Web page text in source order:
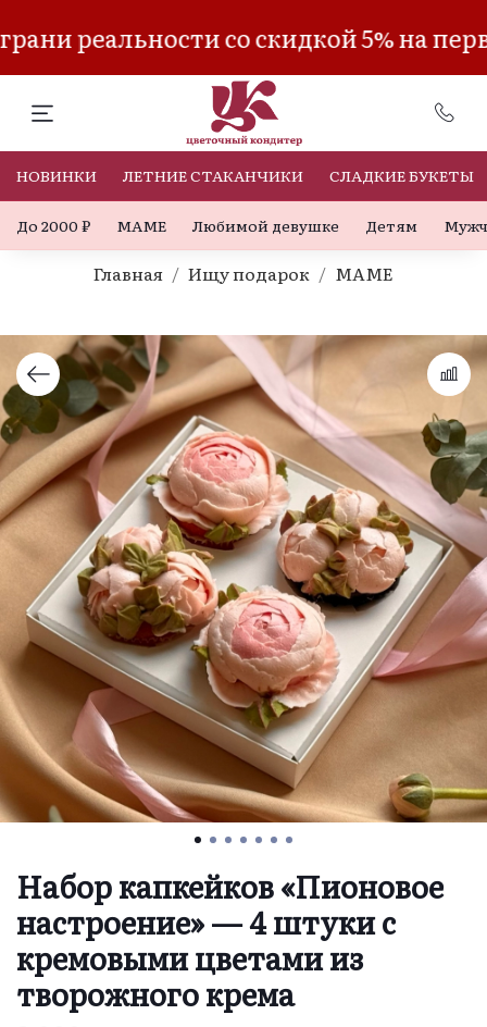
реальности со скидкой 5% на
НОВИНКИ ЛЕТНИЕ СТАКАНЧИКИ СЛАДКИЕ БУКЕТЫ
До 2000 ₽ МАМЕ Любимой девушке Детям
Главная Ищу подарок МАМЕ
Набор капкейков «Пионовое
настроение» — 4 штуки с
кремовыми цветами из
творожного крема